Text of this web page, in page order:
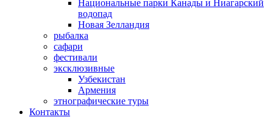
Национальные парки Канады и Ниагарский
водопад
Новая Зелландия
рыбалка
сафари
фестивали
эксклюзивные
Узбекистан
Армения
этнографические туры
Контакты